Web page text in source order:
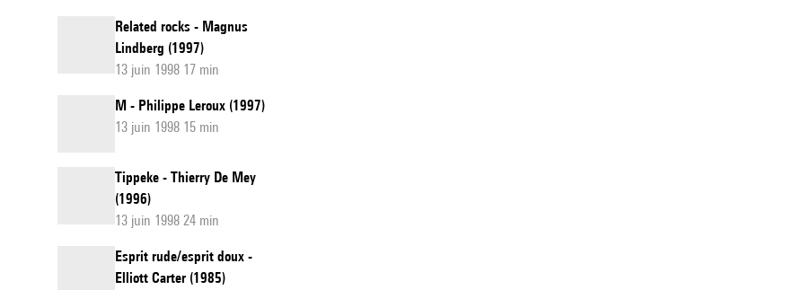
Related rocks - Magnus
Lindberg (1997)
13 juin 1998 17 min
M - Philippe Leroux (1997)
13 juin 1998 15 min
Tippeke - Thierry De Mey
(1996)
13 juin 1998 24 min
Esprit rude/esprit doux -
Elliott Carter (1985)